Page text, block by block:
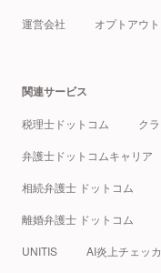
運営会社 オプトアウ
関連サービス
税理士ドットコム ク
弁護士ドットコムキャリア
相続弁護士 ドットコム
離婚弁護士 ドットコム
UNITIS AI炎上チェッ